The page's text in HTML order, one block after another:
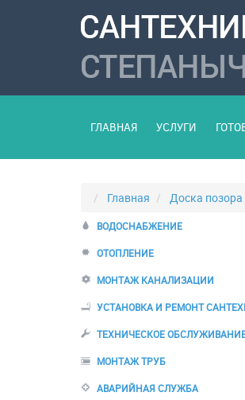
ГЛАВНАЯ УСЛУГИ
Главная Доска позора
ВОДОСНАБЖЕНИЕ
ОТОПЛЕНИЕ
МОНТАЖ КАНАЛИЗАЦИИ
УСТАНОВКА И РЕМОНТ
ТЕХНИЧЕСКОЕ
МОНТАЖ ТРУБ
АВАРИЙНАЯ СЛУЖБА